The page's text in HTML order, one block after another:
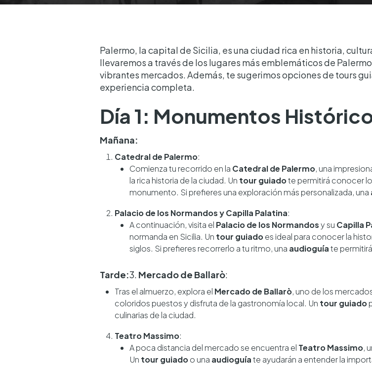
Palermo, la capital de Sicilia, es una ciudad rica en historia,
llevaremos a través de los lugares más emblemáticos de
vibrantes mercados. Además, te sugerimos opciones de tours
experiencia completa.
Día 1: Monumentos
Mañana:
Catedral de Palermo:
Comienza tu recorrido en la Catedral de Palermo, una
la rica historia de la ciudad. Un tour guiadote permitirá conocer
monumento. Si prefieres una exploración más personalizada, una
Palacio de los Normandos y Capilla Palatina:
A continuación, visita el Palacio de los Normandosy su Capilla
normanda en Sicilia. Un tour guiadoes ideal para conocer la
siglos. Si prefieres recorrerlo a tu ritmo, una audioguíate
Tarde:3. Mercado de Ballarò:
Tras el almuerzo, explora el Mercado de Ballarò, uno de los
coloridos puestos y disfruta de la gastronomía local. Un tour guiado
culinarias de la ciudad.
Teatro Massimo:
A poca distancia del mercado se encuentra el Teatro Massimo,
Un tour guiadoo una audioguíate ayudarán a entender la